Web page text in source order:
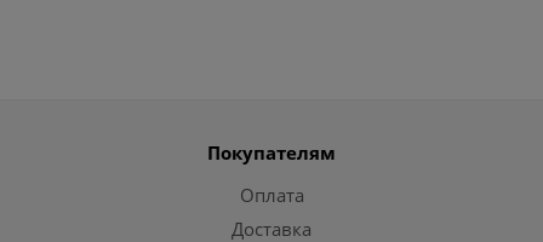
Покупателям
Оплата
Доставка